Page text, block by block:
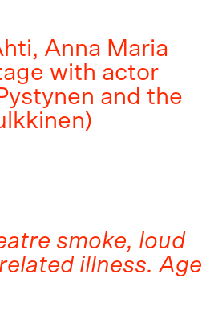
Anna Maria
with actor
and the
smoke, loud
illness. Age